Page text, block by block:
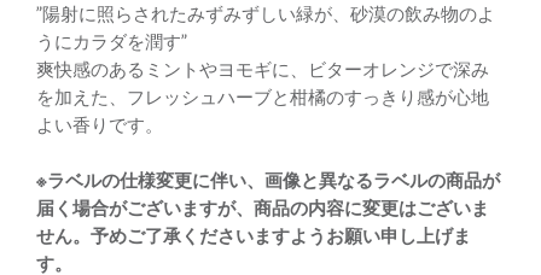
”陽射に照らされたみずみずしい緑が、砂漠の飲み物のよ
うにカラダを潤す”
爽快感のあるミントやヨモギに、ビターオレンジで深み
を加えた、フレッシュハーブと柑橘のすっきり感が心地
よい香りです。
※ラベルの仕様変更に伴い、画像と異なるラベルの商品が
届く場合がございますが、商品の内容に変更はございま
せん。予めご了承くださいますようお願い申し上げま
す。